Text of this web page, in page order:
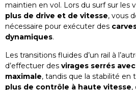
maintien en vol. Lors du surf sur les
plus de drive et de vitesse, vous
nécessaire pour exécuter des
dynamiques.
Les transitions fluides d’un rail à
d’effectuer des virages serrés
maximale, tandis que la stabilité en
plus de contrôle à haute vitesse,